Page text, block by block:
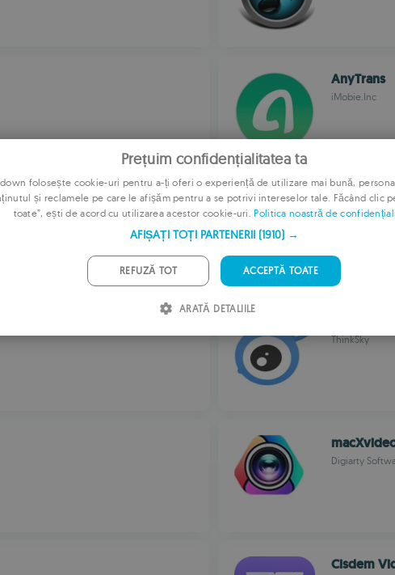
AnyTrans
iMobie.Inc
SoundTap
NCH Software
ThinkSky
Digiarty
Cisdem
Prețuim confidențialitatea ta
folosește cookie-uri pentru a-ți oferi o experiență de utilizare mai bună,
și reclamele pe care le afișăm pentru a se potrivi intereselor tale. Făcând clic
toate”, ești de acord cu utilizarea acestor cookie-uri. Politica noastră de
AFIȘAȚI TOȚI PARTENERII (1910) →
ACCEPTĂ TOATE
REFUZĂ TOT
ARATĂ DETALIILE